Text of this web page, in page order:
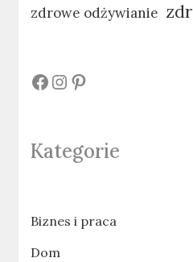
zdrowe odżywianie
# # #
Kategorie
Biznes i praca
Dom